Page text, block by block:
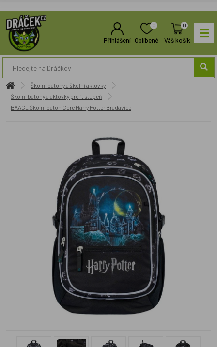
Přihlášení
0
Oblíbené
0
Váš košík
Školní batohy a školní aktovky
Školní batohy a aktovky pro 1. stupeň
BAAGL Školní batoh Core Harry Potter Bradavice